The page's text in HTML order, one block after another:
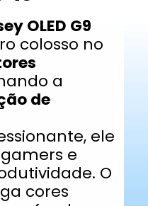
OLED G9
colosso no
a
de
ele
e
O
cores